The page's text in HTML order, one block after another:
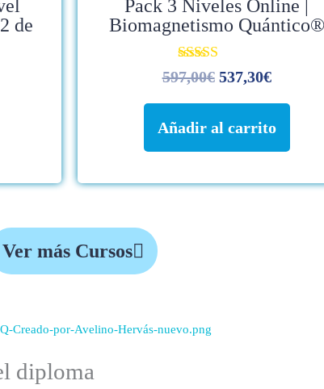
de
Pack 3 Niveles Online |
Biomagnetismo Quántico®
Valorado
con
4.91
890,00€.
597,00€
597,00€.
537,30€
Añadir al carrito
Ver más Cursos
diploma